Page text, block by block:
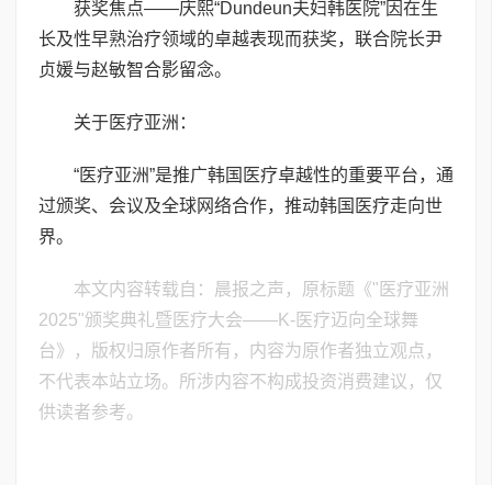
获奖焦点——庆熙“Dundeun夫妇韩医院”因在生
长及性早熟治疗领域的卓越表现而获奖，联合院长尹
贞媛与赵敏智合影留念。
关于医疗亚洲：
“医疗亚洲”是推广韩国医疗卓越性的重要平台，通
过颁奖、会议及全球网络合作，推动韩国医疗走向世
界。
本文内容转载自：晨报之声，原标题《"医疗亚洲
2025"颁奖典礼暨医疗大会——K-医疗迈向全球舞
台》，版权归原作者所有，内容为原作者独立观点，
不代表本站立场。所涉内容不构成投资消费建议，仅
供读者参考。